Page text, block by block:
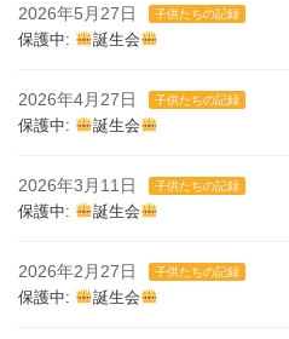
2026年5月27日 子供たちの記録
保護中: 誕生会
2026年4月27日 子供たちの記録
保護中: 誕生会
2026年3月11日 子供たちの記録
保護中: 誕生会
2026年2月27日 子供たちの記録
保護中: 誕生会